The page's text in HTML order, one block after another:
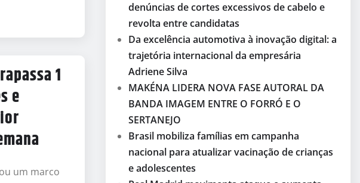
1
e
um marco
denúncias de cortes excessivos de cabelo e
revolta entre candidatas
Da excelência automotiva à inovação digital: a
trajetória internacional da empresária
Adriene Silva
MAKÉNA LIDERA NOVA FASE AUTORAL DA
BANDA IMAGEM ENTRE O FORRÓ E O
SERTANEJO
Brasil mobiliza famílias em campanha
nacional para atualizar vacinação de crianças
e adolescentes